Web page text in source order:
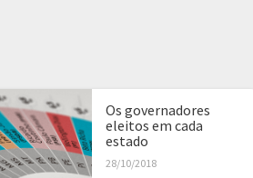
Os governadores
eleitos em cada
estado
28/10/2018